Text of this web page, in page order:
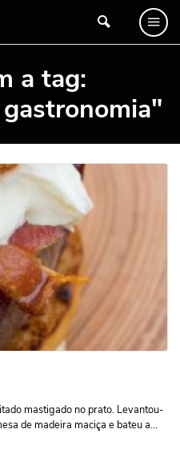
a tag:
mastigado no prato. Levantou-
de madeira maciça e bateu a...